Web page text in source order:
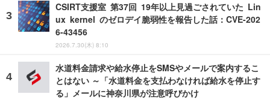
CSIRT支援室 第37回 19年以上見過ごされていた Lin
ux kernel のゼロデイ脆弱性を報告した話：CVE-202
6-43456
2026.7.30(木) 8:10
水道料金請求や給水停止をSMSやメールで案内するこ
とはない ～「水道料金を支払わなければ給水を停止す
る」メールに神奈川県が注意呼びかけ